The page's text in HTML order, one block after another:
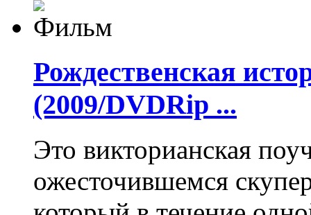
Рождественская
(2009/DVDRip ...
Это викторианская
ожесточившемся